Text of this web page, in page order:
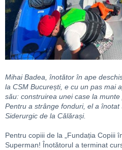
Mihai Badea, înotător în ape
la CSM București, e cu un pas mai
său: construirea unei case la
Pentru a strânge fonduri, el a
Siderurgic de la Călărași.
Pentru copiii de la „Fundația Copiii
Superman! Înotătorul a terminat